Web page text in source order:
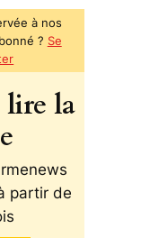
à nos
? Se
lire la
partir de